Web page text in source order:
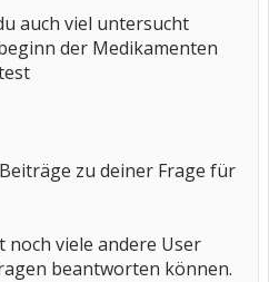
auch viel untersucht
der Medikamenten
zu deiner Frage für
noch viele andere User
beantworten können.